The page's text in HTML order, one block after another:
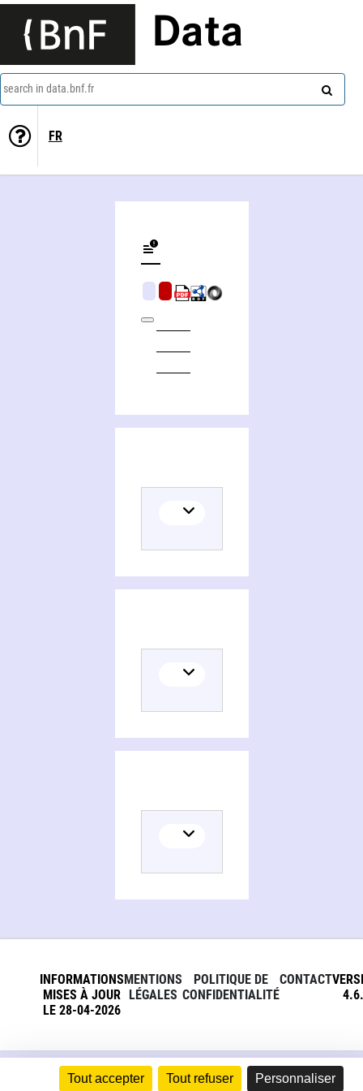
Tout accepter Tout refuser Personnaliser
Data
search in data.bnf.fr
FR
INFORMATIONS
MISES À JOUR
LE 28-04-2026
MENTIONS
LÉGALES
POLITIQUE DE
CONFIDENTIALITÉ
CONTACT